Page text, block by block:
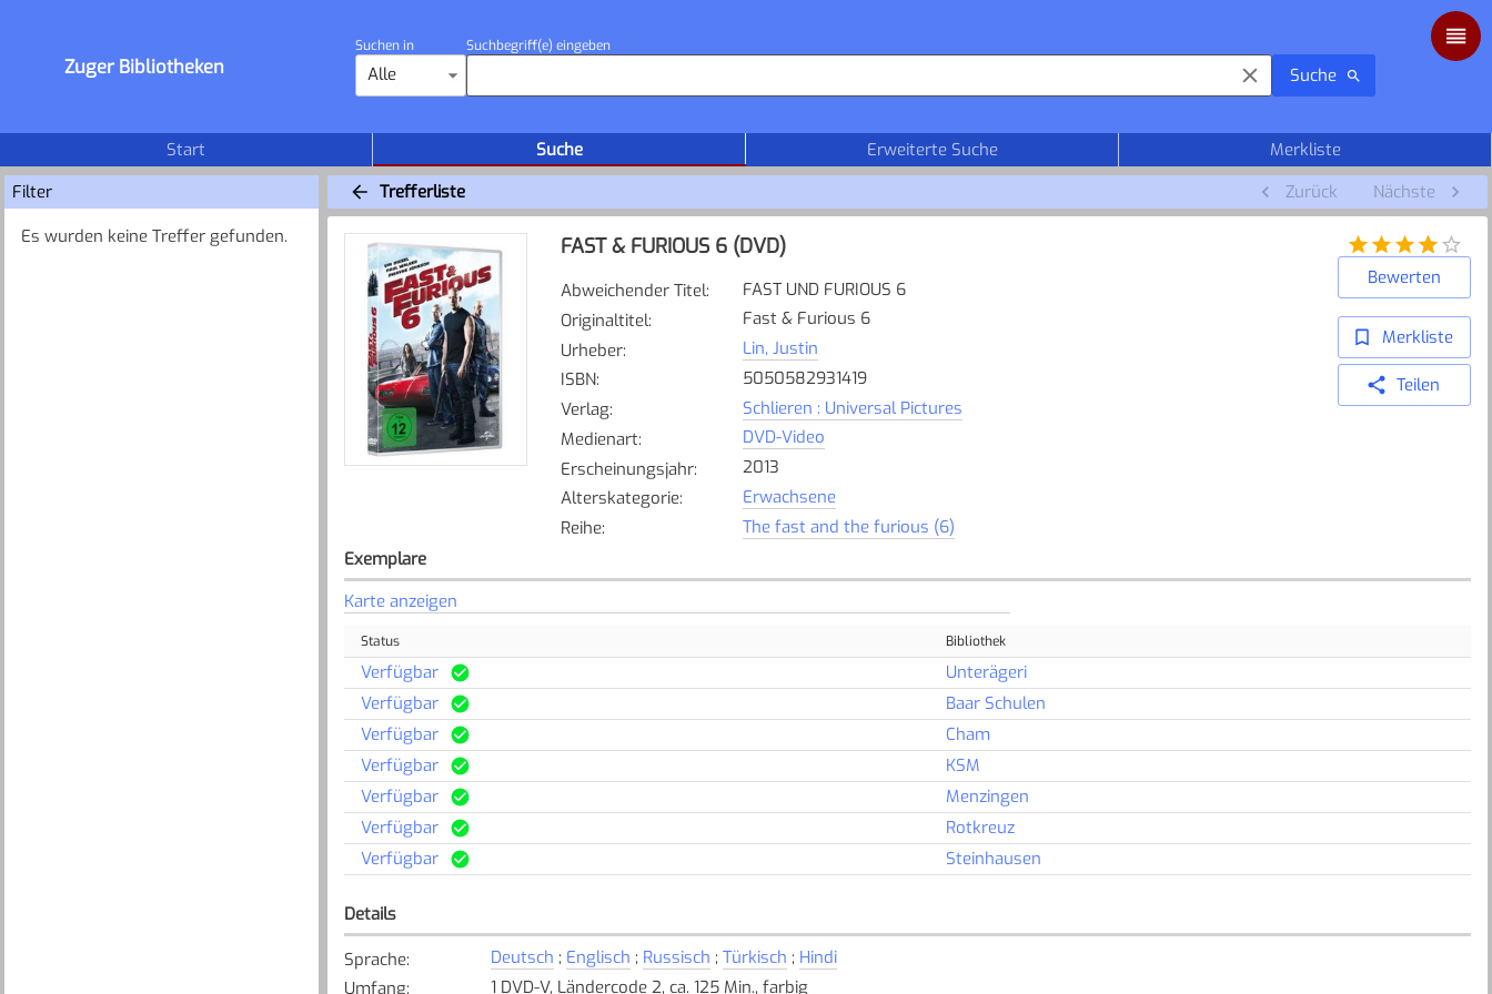
Zuger Bibliotheken
Suchen in
Alle
Suchbegriff(e) eingeben
Suche
Start Suche Erweiterte Suche
Merkliste
Filter
Es wurden keine Treffer gefunden.
Trefferliste Zurück Nächste
FAST & FURIOUS 6 (DVD)
Abweichender Titel:
FAST UND FURIOUS 6
Originaltitel:
Fast & Furious 6
Urheber:
Lin, Justin
ISBN:
5050582931419
Verlag:
Schlieren : Universal Pictures
Medienart:
DVD-Video
Erscheinungsjahr:
2013
Alterskategorie:
Erwachsene
Reihe: The fast and the furious (6)
Bewerten
Merkliste
Teilen
Exemplare
Karte anzeigen
Status Bibliothek
Verfügbar
Unterägeri
Verfügbar
Baar Schulen
Verfügbar
Cham
Verfügbar
KSM
Verfügbar
Menzingen
Verfügbar
Rotkreuz
Verfügbar
Steinhausen
Details
Sprache: Deutsch ; Englisch ; Russisch ; Türkisch ; Hindi
Umfang: 1 DVD-V, Ländercode 2, ca. 125 Min., farbig